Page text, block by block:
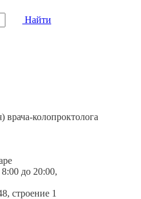
Найти
врача-колопроктолога
до 20:00,
строение 1